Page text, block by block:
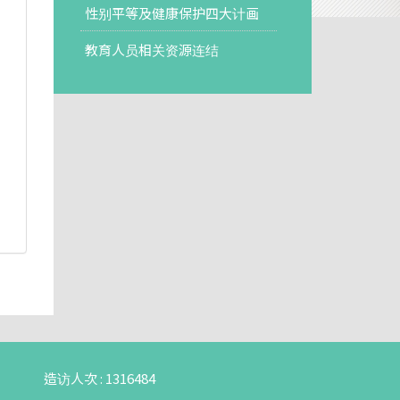
性别平等及健康保护四大计画
教育人员相关资源连结
造访人次 : 1316484